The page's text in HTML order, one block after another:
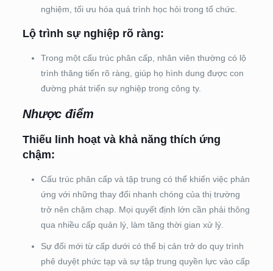
nghiệm, tối ưu hóa quá trình học hỏi trong tổ chức.
Lộ trình sự nghiệp rõ ràng:
Trong một cấu trúc phân cấp, nhân viên thường có lộ
trình thăng tiến rõ ràng, giúp họ hình dung được con
đường phát triển sự nghiệp trong công ty.
Nhược điểm
Thiếu linh hoạt và khả năng thích ứng
chậm:
Cấu trúc phân cấp và tập trung có thể khiến việc phản
ứng với những thay đổi nhanh chóng của thị trường
trở nên chậm chạp. Mọi quyết định lớn cần phải thông
qua nhiều cấp quản lý, làm tăng thời gian xử lý.
Sự đổi mới từ cấp dưới có thể bị cản trở do quy trình
phê duyệt phức tạp và sự tập trung quyền lực vào cấp